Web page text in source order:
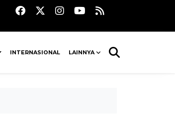
INTERNASIONAL LAINNYA